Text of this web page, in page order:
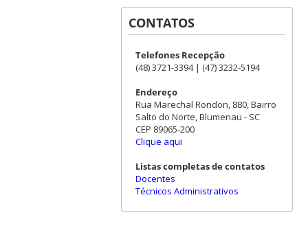
CONTATOS
Telefones Recepção
(48) 3721-3394 | (47) 3232-5194
Endereço
Rua Marechal Rondon, 880, Bairro
Salto do Norte, Blumenau - SC
CEP 89065-200
Clique aqui
Listas completas de contatos
Docentes
Técnicos Administrativos